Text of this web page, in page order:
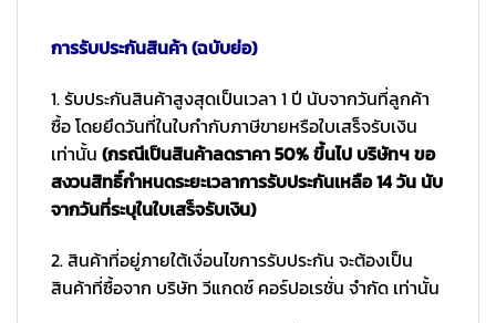
การรับประกันสินค้า (ฉบับย่อ)
1. รับประกันสินค้าสูงสุดเป็นเวลา 1 ปี นับจากวันที่ลูกค้า
ซื้อ โดยยึดวันที่ในใบกำกับภาษีขายหรือใบเสร็จรับเงิน
เท่านั้น (กรณีเป็นสินค้าลดราคา 50% ขึ้นไป บริษัทฯ ขอ
สงวนสิทธิ์กำหนดระยะเวลาการรับประกันเหลือ 14 วัน นับ
จากวันที่ระบุในใบเสร็จรับเงิน)
2. สินค้าที่อยู่ภายใต้เงื่อนไขการรับประกัน จะต้องเป็น
สินค้าที่ซื้อจาก บริษัท วีแกดซ์ คอร์ปอเรชั่น จำกัด เท่านั้น